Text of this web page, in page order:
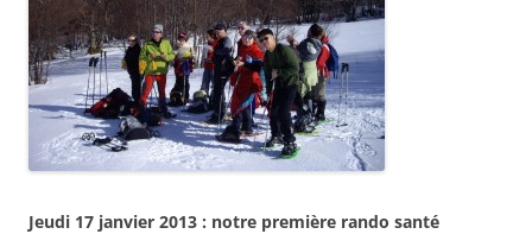
Jeudi 17 janvier 2013 : notre première rando santé